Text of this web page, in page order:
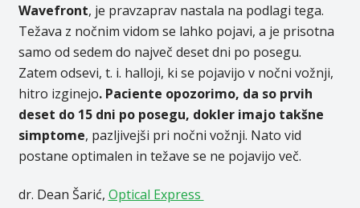
Wavefront, je pravzaprav nastala na podlagi tega.
Težava z nočnim vidom se lahko pojavi, a je prisotna
samo od sedem do največ deset dni po posegu.
Zatem odsevi, t. i. halloji, ki se pojavijo v nočni vožnji,
hitro izginejo. Paciente opozorimo, da so prvih
deset do 15 dni po posegu, dokler imajo takšne
simptome, pazljivejši pri nočni vožnji. Nato vid
postane optimalen in težave se ne pojavijo več.
dr. Dean Šarić, Optical Express